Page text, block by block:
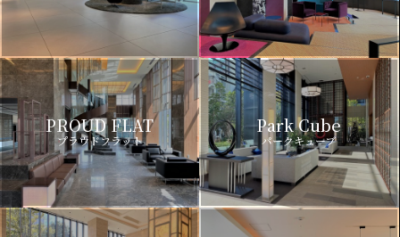
PROUD FLAT
プラウドフラット
Park Cube
パークキューブ